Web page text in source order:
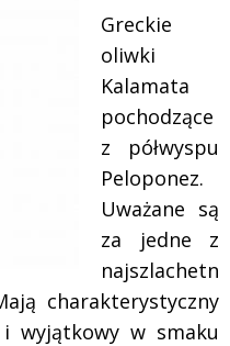
Greckie
oliwki
Kalamata
pochodzące
z półwyspu
Peloponez.
Uważane są
za jedne z
najszlachetn
charakterystyczny
wyjątkowy w smaku